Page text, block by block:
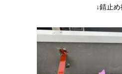
↓錆止め